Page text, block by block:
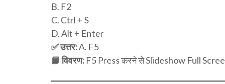
B. F2
C. Ctrl + S
D. Alt + Enter
✅ उत्तर:A. F5
📘 विवरण: F5 Press करने से Slideshow Full